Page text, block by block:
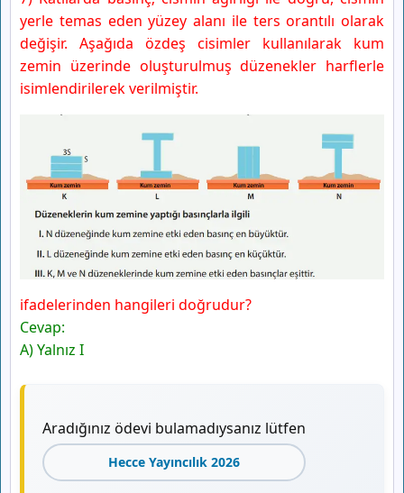
yerle temas eden yüzey alanı ile ters orantılı olarak
değişir. Aşağıda özdeş cisimler kullanılarak kum
zemin üzerinde oluşturulmuş düzenekler harflerle
isimlendirilerek verilmiştir.
ifadelerinden hangileri doğrudur?
Cevap:
A) Yalnız I
Aradığınız ödevi bulamadıysanız lütfen
Hecce Yayıncılık 2026